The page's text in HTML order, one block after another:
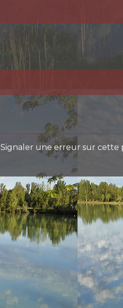
Signaler une erreur sur cette